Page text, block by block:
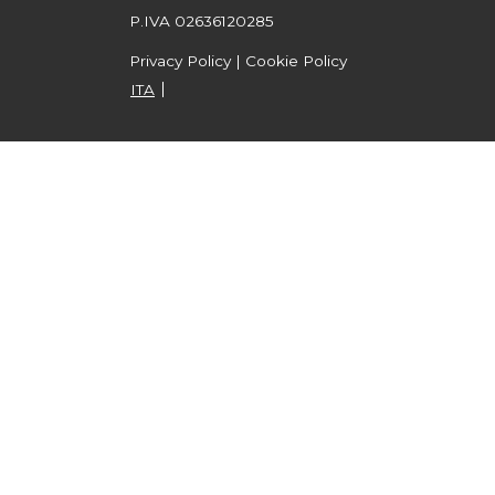
P.IVA 02636120285
Privacy Policy | Cookie Policy
ITA